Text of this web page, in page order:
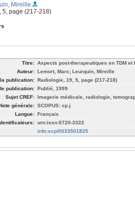
Mireille
5, page (217-218)
Titre: Aspects post-therapeutiques en TDM
Auteur: Lemort, Marc; Leurquin, Mireille
publication: Radiologie, 19, 5, page (217-218)
publication: Publié, 1999
Sujet CREF: Imagerie médicale, radiologie,
générale: SCOPUS: cp.j
Langue: Français
urn:issn:0720-3322
info:scp/0033501825